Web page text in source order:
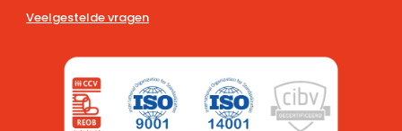
Veelgestelde vragen